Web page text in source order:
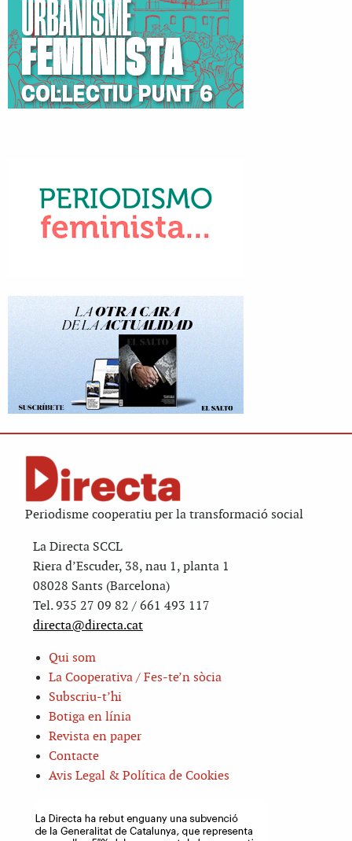
Periodisme cooperatiu per la transformació social
La Directa SCCL
Riera d’Escuder, 38, nau 1, planta 1
08028 Sants (Barcelona)
Tel. 935 27 09 82 / 661 493 117
directa@directa.cat
Qui som
La Cooperativa / Fes-te’n sòcia
Subscriu-t’hi
Botiga en línia
Revista en paper
Contacte
Avis Legal & Política de Cookies